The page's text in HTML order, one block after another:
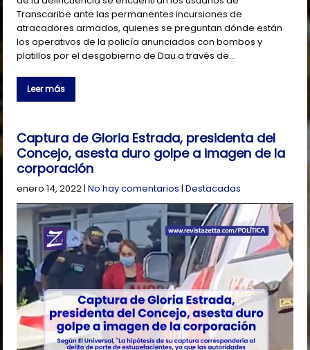
Transcaribe ante las permanentes incursiones de
atracadores armados, quienes se preguntan dónde están
los operativos de la policía anunciados con bombos y
platillos por el desgobierno de Dau a través de…
Leer más
Captura de Gloria Estrada, presidenta del
Concejo, asesta duro golpe a imagen de la
corporación
enero 14, 2022 |No hay comentarios |Destacadas